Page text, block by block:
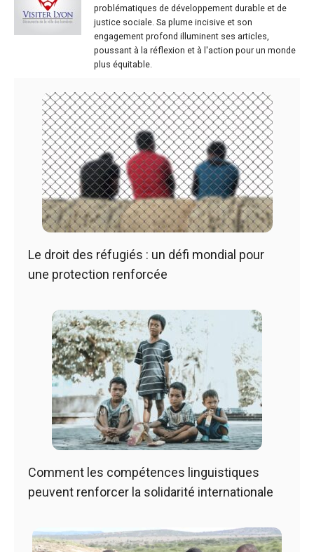
problématiques de développement durable et de
justice sociale. Sa plume incisive et son
engagement profond illuminent ses articles,
poussant à la réflexion et à l'action pour un monde
plus équitable.
Le droit des réfugiés : un défi mondial pour
une protection renforcée
Comment les compétences linguistiques
peuvent renforcer la solidarité internationale